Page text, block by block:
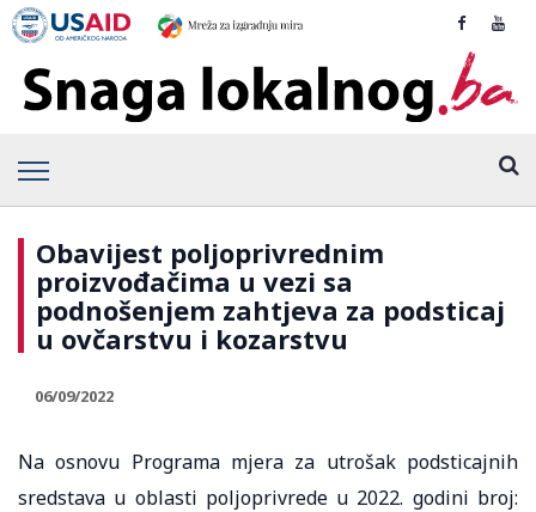
Obavijest poljoprivrednim
proizvođačima u vezi sa
podnošenjem zahtjeva za podsticaj
u ovčarstvu i kozarstvu
06/09/2022
Na osnovu Programa mjera za utrošak podsticajnih
sredstava u oblasti poljoprivrede u 2022. godini broj: